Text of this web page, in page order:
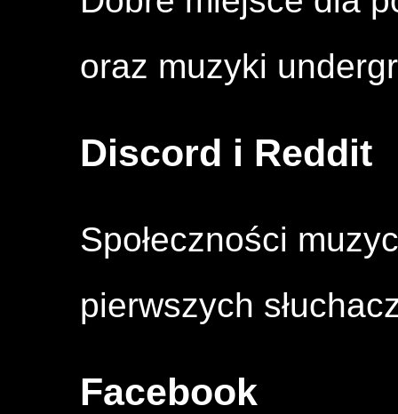
oraz muzyki
Discord i Reddit
Społeczności
pierwszych
Facebook